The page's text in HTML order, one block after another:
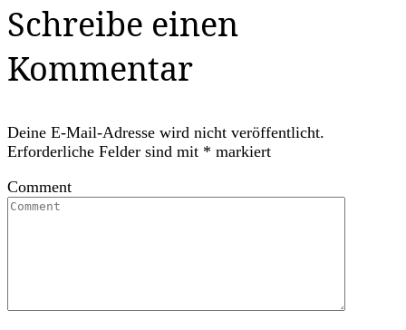
Schreibe einen
Kommentar
Deine E-Mail-Adresse wird nicht veröffentlicht.
Erforderliche Felder sind mit * markiert
Comment